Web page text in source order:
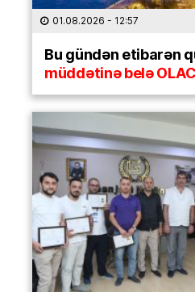
01.08.2026 - 12:57
Bu gündən etibarən
müddətinə belə